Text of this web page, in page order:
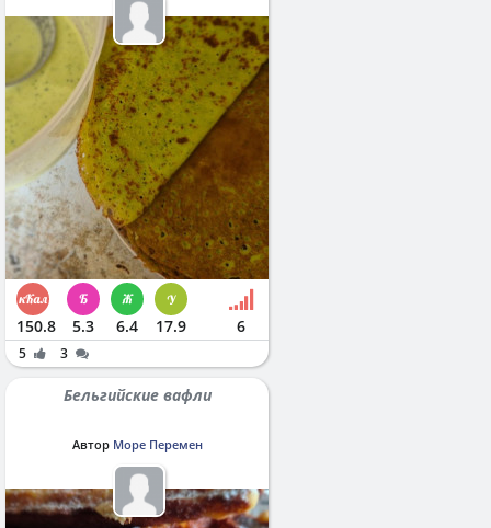
150.8 5.3 6.4 17.9 6
5 3
Бельгийские вафли
Автор Море Перемен